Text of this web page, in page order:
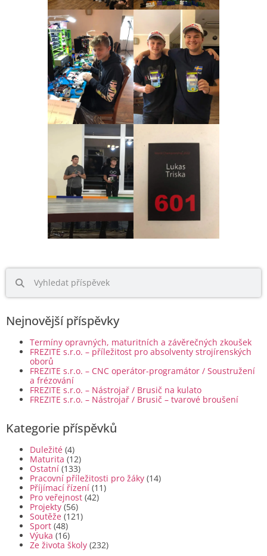
Nejnovější příspěvky
Termíny opravných, maturitních a závěrečných zkoušek
FREZITE s.r.o. – příležitost pro absolventy strojírenských
oborů
FREZITE s.r.o. – CNC operátor-programátor / Soustružení
a frézování
FREZITE s.r.o. – Nástrojař / Brusič na kulato
FREZITE s.r.o. – Nástrojař / Brusič – tvarové broušení
Kategorie příspěvků
Duležité (4)
Maturita (12)
Ostatní (133)
Pracovní příležitosti pro žáky (14)
Příjímací řízení (11)
Pro veřejnost (42)
Projekty (56)
Soutěže (121)
Sport (48)
Výuka (16)
Ze života školy (232)